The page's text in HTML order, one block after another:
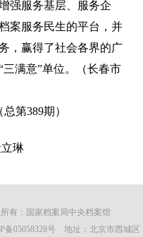
强服务基层、服务企
案服务民生的平台，并
，赢得了社会各界的广
满意”单位。（长春市
第389期）
琳
所有：国家档案局中央档案馆
备05058328号地址：北京市西城区